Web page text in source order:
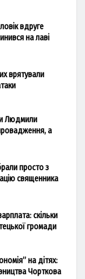
вдруге
на лаві
врятували
Людмили
а
просто з
священника
скільки
громади
на дітях:
Чорткова